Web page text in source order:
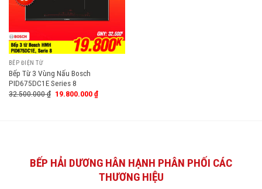
BẾP ĐIỆN TỪ
Bếp Từ 3 Vùng Nấu Bosch
PID675DC1E Series 8
32.500.000₫ 19.800.000₫
BẾP HẢI DƯƠNG HÂN HẠNH PHÂN PHỐI CÁC
THƯƠNG HIỆU